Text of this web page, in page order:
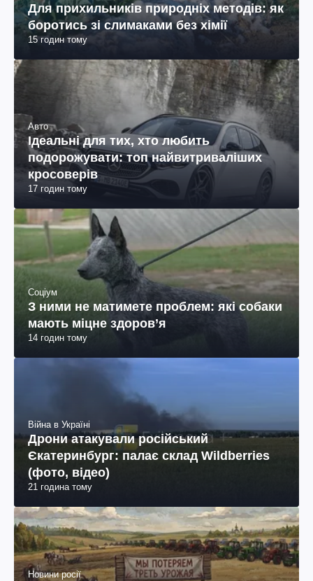
Для прихильників природніх методів: як
боротись зі слимаками без хімії
15 годин тому
Авто
Ідеальні для тих, хто любить
подорожувати: топ найвитриваліших
кросоверів
17 годин тому
Соціум
З ними не матимете проблем: які собаки
мають міцне здоров’я
14 годин тому
Війна в Україні
Дрони атакували російський
Єкатеринбург: палає склад Wildberries
(фото, відео)
21 година тому
Новини росії